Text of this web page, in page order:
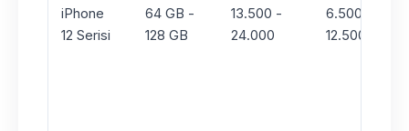
iPhone
12 Serisi
64 GB -
128 GB
13.500 -
24.000
6.500 -
12.500